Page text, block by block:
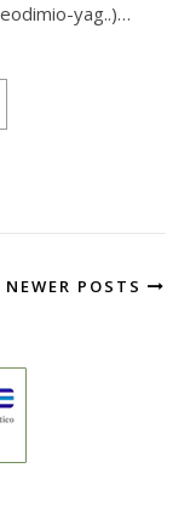
yag..)…
NEWER POSTS